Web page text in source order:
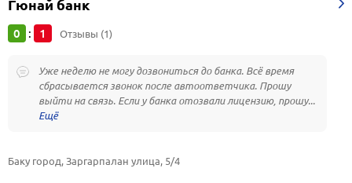
Гюнай банк
0 : 1 Отзывы (1)
Уже неделю не могу дозвониться до банка. Всё время
сбрасывается звонок после автоответчика. Прошу
выйти на связь. Если у банка отозвали лицензию, прошу...
Баку город, Заргарпалан улица, 5/4